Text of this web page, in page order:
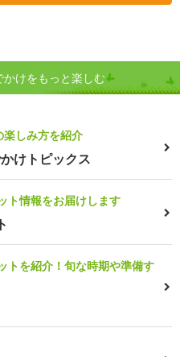
けをもっと楽しむ
楽しみ方を紹介
けトピックス
ト情報をお届けします
トを紹介！旬な時期や準備す